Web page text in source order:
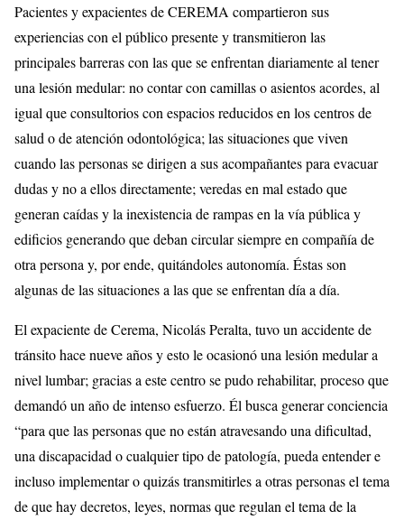
Pacientes y expacientes de CEREMA compartieron sus
experiencias con el público presente y transmitieron las
principales barreras con las que se enfrentan diariamente al tener
una lesión medular: no contar con camillas o asientos acordes, al
igual que consultorios con espacios reducidos en los centros de
salud o de atención odontológica; las situaciones que viven
cuando las personas se dirigen a sus acompañantes para evacuar
dudas y no a ellos directamente; veredas en mal estado que
generan caídas y la inexistencia de rampas en la vía pública y
edificios generando que deban circular siempre en compañía de
otra persona y, por ende, quitándoles autonomía. Éstas son
algunas de las situaciones a las que se enfrentan día a día.
El expaciente de Cerema, Nicolás Peralta, tuvo un accidente de
tránsito hace nueve años y esto le ocasionó una lesión medular a
nivel lumbar; gracias a este centro se pudo rehabilitar, proceso que
demandó un año de intenso esfuerzo. Él busca generar conciencia
“para que las personas que no están atravesando una dificultad,
una discapacidad o cualquier tipo de patología, pueda entender e
incluso implementar o quizás transmitirles a otras personas el tema
de que hay decretos, leyes, normas que regulan el tema de la